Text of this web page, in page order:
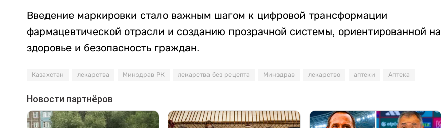
Введение маркировки стало важным шагом к цифровой трансформации
фармацевтической отрасли и созданию прозрачной системы, ориентированной на
здоровье и безопасность граждан.
Казахстан лекарства Минздрав РК лекарства без рецепта Минздрав лекарство аптеки Аптека